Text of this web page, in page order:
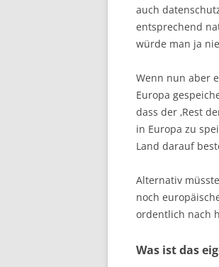
auch
entsprechend
würde man ja
Wenn nun aber
Europa
dass der ‚Rest
in Europa zu
Land darauf
Alternativ
noch
ordentlich nach
Was ist das